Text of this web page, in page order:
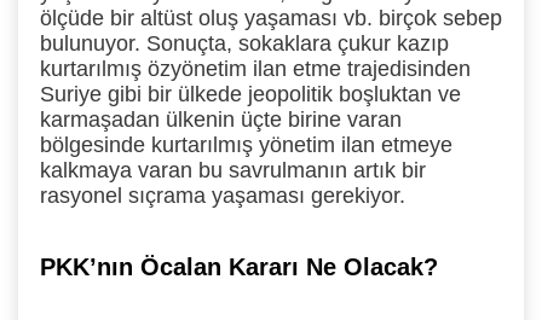
ölçüde bir altüst oluş yaşaması vb. birçok sebep
bulunuyor. Sonuçta, sokaklara çukur kazıp
kurtarılmış özyönetim ilan etme trajedisinden
Suriye gibi bir ülkede jeopolitik boşluktan ve
karmaşadan ülkenin üçte birine varan
bölgesinde kurtarılmış yönetim ilan etmeye
kalkmaya varan bu savrulmanın artık bir
rasyonel sıçrama yaşaması gerekiyor.
PKK’nın Öcalan Kararı Ne Olacak?